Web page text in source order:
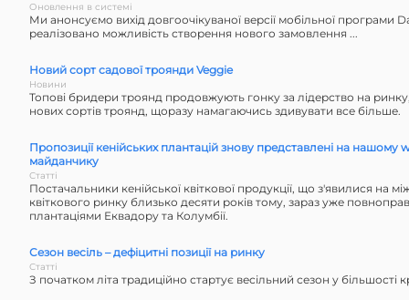
Оновлення в системі
Ми анонсуємо вихід довгоочікуваної версії мобільної програми
реалізовано можливість створення нового замовлення ...
Новий сорт садової троянди Veggie
Новини
Топові бридери троянд продовжують гонку за лідерство на
нових сортів троянд, щоразу намагаючись здивувати все більше.
Пропозиції кенійських плантацій знову представлені на нашому
майданчику
Статті
Постачальники кенійської квіткової продукції, що з'явилися на
квіткового ринку близько десяти років тому, зараз уже
плантаціями Еквадору та Колумбії.
Сезон весіль – дефіцитні позиції на ринку
Статті
З початком літа традиційно стартує весільний сезон у більшості